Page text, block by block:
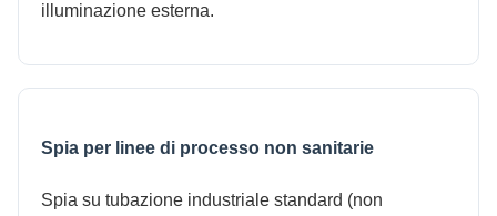
illuminazione esterna.
Spia per linee di processo non sanitarie
Spia su tubazione industriale standard (non